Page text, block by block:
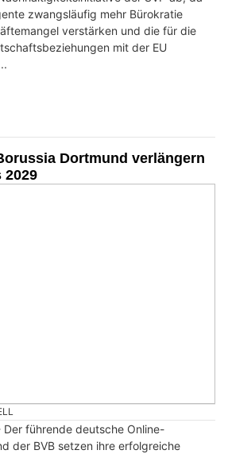
zwangsläufig mehr Bürokratie
verstärken und die für die
mit der EU
Dortmund verlängern
2029
führende deutsche Online-
der BVB setzen ihre erfolgreiche